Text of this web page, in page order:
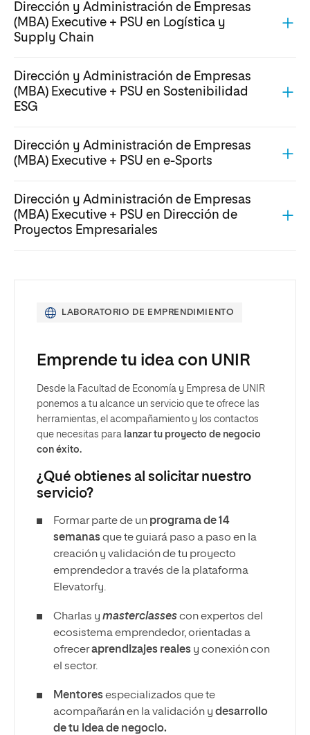
Dirección y Administración de Empresas
(MBA) Executive + PSU en Logística y
Supply Chain
Dirección y Administración de Empresas
(MBA) Executive + PSU en Sostenibilidad
ESG
Dirección y Administración de Empresas
(MBA) Executive + PSU en e-Sports
Dirección y Administración de Empresas
(MBA) Executive + PSU en Dirección de
Proyectos Empresariales
LABORATORIO DE EMPRENDIMIENTO
Emprende tu idea con UNIR
Desde la Facultad de Economía y Empresa de UNIR
ponemos a tu alcance un servicio que te ofrece las
herramientas, el acompañamiento y los contactos
que necesitas para lanzar tu proyecto de negocio
con éxito.
¿Qué obtienes al solicitar nuestro
servicio?
Formar parte de un programa de 14
semanasque te guiará paso a paso en la
creación y validación de tu proyecto
emprendedor a través de la plataforma
Elevatorfy.
Charlas y masterclassescon expertos del
ecosistema emprendedor, orientadas a
ofreceraprendizajes reales y conexión con
el sector.
Mentoresespecializados que te
acompañarán en la validación y desarrollo
de tu idea de negocio.